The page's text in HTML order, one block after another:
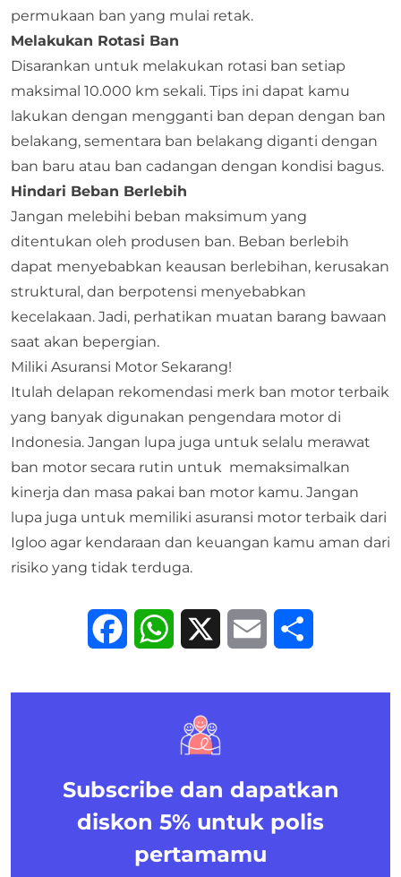
permukaan ban yang mulai retak.
Melakukan Rotasi Ban
Disarankan untuk melakukan rotasi ban setiap
maksimal 10.000 km sekali. Tips ini dapat kamu
lakukan dengan mengganti ban depan dengan ban
belakang, sementara ban belakang diganti dengan
ban baru atau ban cadangan dengan kondisi bagus.
Hindari Beban Berlebih
Jangan melebihi beban maksimum yang
ditentukan oleh produsen ban. Beban berlebih
dapat menyebabkan keausan berlebihan, kerusakan
struktural, dan berpotensi menyebabkan
kecelakaan. Jadi, perhatikan muatan barang bawaan
saat akan bepergian.
Miliki Asuransi Motor Sekarang!
Itulah delapan rekomendasi merk ban motor terbaik
yang banyak digunakan pengendara motor di
Indonesia. Jangan lupa juga untuk selalu merawat
ban motor secara rutin untuk memaksimalkan
kinerja dan masa pakai ban motor kamu. Jangan
lupa juga untuk memiliki asuransi motor terbaik dari
Igloo agar kendaraan dan keuangan kamu aman dari
risiko yang tidak terduga.
FacebookWhatsApp Email
Subscribe dan dapatkan
diskon 5% untuk polis
pertamamu